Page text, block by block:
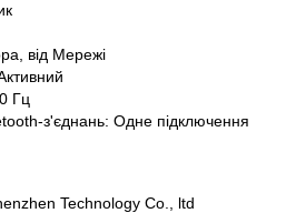
від Мережі
Гц
з'єднань: Одне підключення
Technology Co., ltd